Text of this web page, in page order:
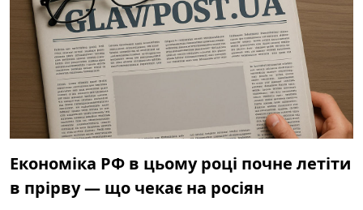
Економіка РФ в цьому році почне летіти
в прірву — що чекає на росіян